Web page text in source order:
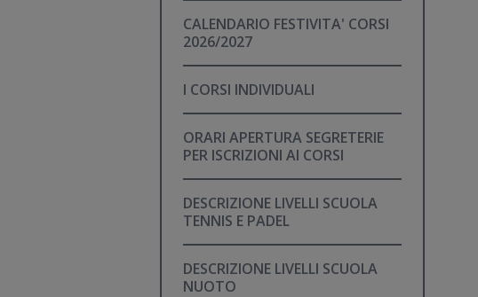
CALENDARIO FESTIVITA' CORSI
2026/2027
I CORSI INDIVIDUALI
ORARI APERTURA SEGRETERIE
PER ISCRIZIONI AI CORSI
DESCRIZIONE LIVELLI SCUOLA
TENNIS E PADEL
DESCRIZIONE LIVELLI SCUOLA
NUOTO